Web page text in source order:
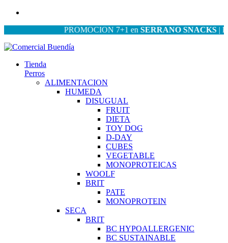
PROMOCION 7+1 enSERRANO SNACKS|
Tienda
Perros
ALIMENTACION
HUMEDA
DISUGUAL
FRUIT
DIETA
TOY DOG
D-DAY
CUBES
VEGETABLE
MONOPROTEICAS
WOOLF
BRIT
PATE
MONOPROTEIN
SECA
BRIT
BC HYPOALLERGENIC
BC SUSTAINABLE